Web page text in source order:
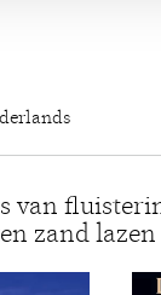
van
zand lazen